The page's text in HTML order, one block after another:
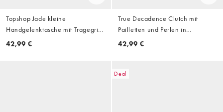
Topshop Jade kleine
Handgelenktasche mit Tragegriff
in Gold mit Strasssteinen
42,99 €
True Decadence Clutch mit
Pailletten und Perlen in
Goldbronze
42,99 €
Deal